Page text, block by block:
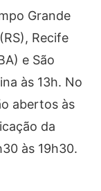
Grande
Recife
e São
às 13h. No
abertos às
da
às 19h30.